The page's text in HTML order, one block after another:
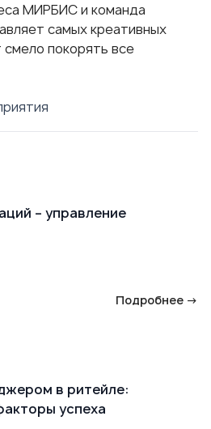
МИРБИС и команда
самых креативных
покорять все
– управление
Подробнее →
в ритейле:
успеха